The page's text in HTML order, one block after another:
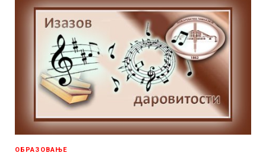
ОБРАЗОВАЊЕ